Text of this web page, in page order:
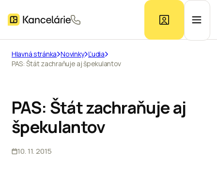
Prieskum trhu
Hlavná stránka Novinky Ľudia
PAS: Štát zachraňuje aj špekulantov
PAS: Štát zachraňuje aj
špekulantov
10. 11. 2015